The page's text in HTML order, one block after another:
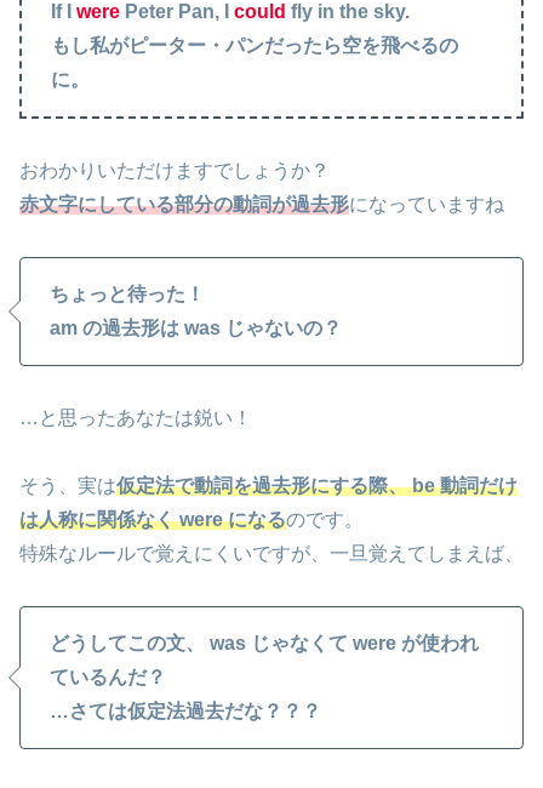
If I were Peter Pan, I could fly in the sky.
もし私がピーター・パンだったら空を飛べるの
に。
おわかりいただけますでしょうか？
赤文字にしている部分の動詞が過去形になっていますね
ちょっと待った！
am の過去形は was じゃないの？
…と思ったあなたは鋭い！
そう、実は仮定法で動詞を過去形にする際、 be 動詞だけ
は人称に関係なく were になるのです。
特殊なルールで覚えにくいですが、一旦覚えてしまえば、
どうしてこの文、 was じゃなくて were が使われ
ているんだ？
…さては仮定法過去だな？？？